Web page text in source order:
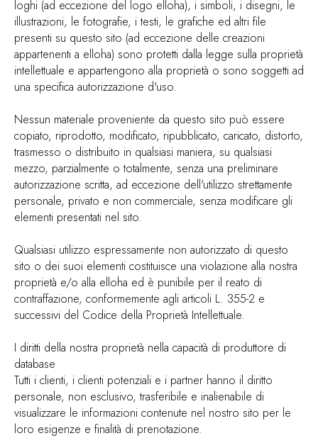
loghi (ad eccezione del logo elloha), i simboli, i disegni, le
illustrazioni, le fotografie, i testi, le grafiche ed altri file
presenti su questo sito (ad eccezione delle creazioni
appartenenti a elloha) sono protetti dalla legge sulla proprietà
intellettuale e appartengono alla proprietà o sono soggetti ad
una specifica autorizzazione d'uso.
Nessun materiale proveniente da questo sito può essere
copiato, riprodotto, modificato, ripubblicato, caricato, distorto,
trasmesso o distribuito in qualsiasi maniera, su qualsiasi
mezzo, parzialmente o totalmente, senza una preliminare
autorizzazione scritta, ad eccezione dell'utilizzo strettamente
personale, privato e non commerciale, senza modificare gli
elementi presentati nel sito.
Qualsiasi utilizzo espressamente non autorizzato di questo
sito o dei suoi elementi costituisce una violazione alla nostra
proprietà e/o alla elloha ed è punibile per il reato di
contraffazione, conformemente agli articoli L. 355-2 e
successivi del Codice della Proprietà Intellettuale.
I diritti della nostra proprietà nella capacità di produttore di
database
Tutti i clienti, i clienti potenziali e i partner hanno il diritto
personale, non esclusivo, trasferibile e inalienabile di
visualizzare le informazioni contenute nel nostro sito per le
loro esigenze e finalità di prenotazione.